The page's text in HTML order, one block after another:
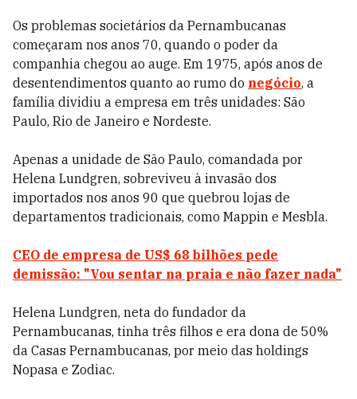
Os problemas societários da Pernambucanas
começaram nos anos 70, quando o poder da
companhia chegou ao auge. Em 1975, após anos de
desentendimentos quanto ao rumo do negócio, a
família dividiu a empresa em três unidades: São
Paulo, Rio de Janeiro e Nordeste.
Apenas a unidade de São Paulo, comandada por
Helena Lundgren, sobreviveu à invasão dos
importados nos anos 90 que quebrou lojas de
departamentos tradicionais, como Mappin e Mesbla.
CEO de empresa de US$ 68 bilhões pede
demissão: "Vou sentar na praia e não fazer nada"
Helena Lundgren, neta do fundador da
Pernambucanas, tinha três filhos e era dona de 50%
da Casas Pernambucanas, por meio das holdings
Nopasa e Zodiac.